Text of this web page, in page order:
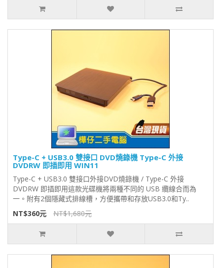
Type-C + USB3.0 雙接口 DVD燒錄機 Type-C 外接
DVDRW 即插即用 WIN11
Type-C + USB3.0 雙接口外接DVD燒錄機 / Type-C 外接
DVDRW 即插即用這款光碟機將兩種不同的 USB 纜線合而為
一。附有2個隱藏式排線槽，方便攜帶和存放USB3.0和Ty..
NT$360元
NT$1,680元